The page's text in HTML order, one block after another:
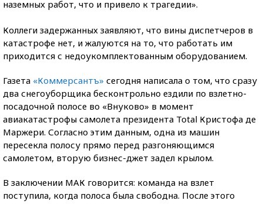
наземных работ, что и привело к трагедии».
Коллеги задержанных заявляют, что вины диспетчеров в
катастрофе нет, и жалуются на то, что работать им
приходится с недоукомплектованным оборудованием.
Газета «Коммерсантъ» сегодня написала о том, что сразу
два снегоуборщика бесконтрольно ездили по взлетно-
посадочной полосе во «Внуково» в момент
авиакатастрофы самолета президента Total Кристофа де
Маржери. Согласно этим данным, одна из машин
пересекла полосу прямо перед разгоняющимся
самолетом, вторую бизнес-джет задел крылом.
В заключении МАК говорится: команда на взлет
поступила, когда полоса была свободна. После этого